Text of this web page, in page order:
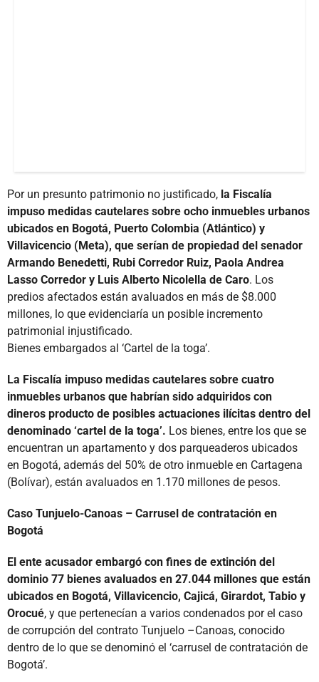
Por un presunto patrimonio no justificado, la Fiscalía
impuso medidas cautelares sobre ocho inmuebles urbanos
ubicados en Bogotá, Puerto Colombia (Atlántico) y
Villavicencio (Meta), que serían de propiedad del senador
Armando Benedetti, Rubi Corredor Ruiz, Paola Andrea
Lasso Corredor y Luis Alberto Nicolella de Caro. Los
predios afectados están avaluados en más de $8.000
millones, lo que evidenciaría un posible incremento
patrimonial injustificado.
Bienes embargados al ‘Cartel de la toga’.
La Fiscalía impuso medidas cautelares sobre cuatro
inmuebles urbanos que habrían sido adquiridos con
dineros producto de posibles actuaciones ilícitas dentro del
denominado ‘cartel de la toga’. Los bienes, entre los que se
encuentran un apartamento y dos parqueaderos ubicados
en Bogotá, además del 50% de otro inmueble en Cartagena
(Bolívar), están avaluados en 1.170 millones de pesos.
Caso Tunjuelo-Canoas – Carrusel de contratación en
Bogotá
El ente acusador embargó con fines de extinción del
dominio 77 bienes avaluados en 27.044 millones que están
ubicados en Bogotá, Villavicencio, Cajicá, Girardot, Tabio y
Orocué, y que pertenecían a varios condenados por el caso
de corrupción del contrato Tunjuelo –Canoas, conocido
dentro de lo que se denominó el ‘carrusel de contratación de
Bogotá’.